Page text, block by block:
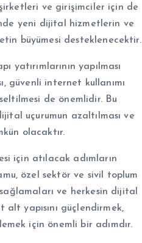
şirketleri ve girişimciler için de
yeni dijital hizmetlerin ve
büyümesi desteklenecektir.
yapılması
güvenli internet kullanımı
de önemlidir. Bu
uçurumun azaltılması ve
olacaktır.
için atılacak adımların
özel sektör ve sivil toplum
ve herkesin dijital
yapısını güçlendirmek,
için önemli bir adımdır.